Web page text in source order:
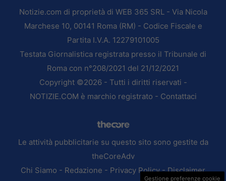
Notizie.com di proprietà di WEB 365 SRL - Via Nicola
Marchese 10, 00141 Roma (RM) - Codice Fiscale e
Partita I.V.A. 12279101005
Testata Giornalistica registrata presso il Tribunale di
Roma con n°208/2021 del 21/12/2021
Copyright ©2026 - Tutti i diritti riservati -
NOTIZIE.COM è marchio registrato - Contattaci
Le attività pubblicitarie su questo sito sono gestite da
theCoreAdv
Chi Siamo - Redazione - Privacy Policy-Disclaimer
Gestione preferenze cookie